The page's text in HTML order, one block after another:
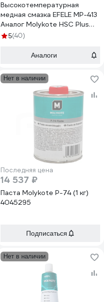
Высокотемпературная
медная смазка EFELE MP-413
Аналог Molykote HSC Plus
800 г 091655
5(40)
Аналоги
Нет в наличии
Последняя цена
14 537 ₽
Паста Molykote P-74 (1 кг)
4045295
Подписаться
Нет в наличии